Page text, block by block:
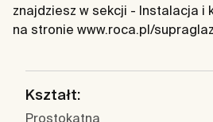
znajdziesz w sekcji - Instalacja i
na stronie www.roca.pl/
Kształt:
Prostokątna